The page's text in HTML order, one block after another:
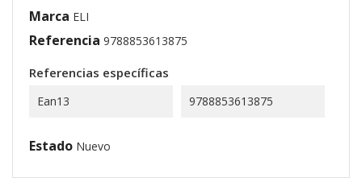
Marca ELI
Referencia 9788853613875
Referencias específicas
Ean13 9788853613875
Estado Nuevo